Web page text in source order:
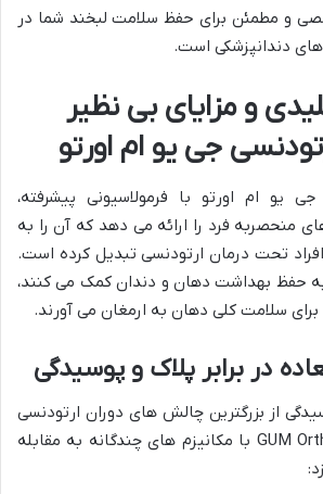
و مطمئن برای حفظ سلامت لبخند شما در
دندانپزشکی است.
و مزایای بی نظیر
جی یو ام اورتو
یو ام اورتو با فرمولاسیونی پیشرفته،
منحصربه فرد را ارائه می دهد که آن را به
افراد تحت درمان ارتودنسی تبدیل کرده است.
به حفظ بهداشت دهان و دندان کمک می کنند،
برای سلامت کلی دهان به ارمغان می آورند.
در برابر پلاک و پوسیدگی
از بزرگترین چالش های دوران ارتودنسی
هستند. دهانشویه GUM Ortho با مکانیزم های چندگانه به مقابله